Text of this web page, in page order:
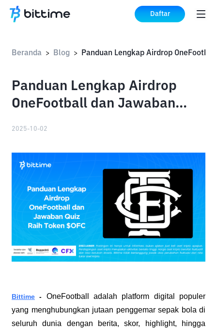
Daftar
Beranda > Blog >
Panduan Lengkap Airdrop
OneFootball dan Jawaban
2025-10-02
Bittime - OneFootball adalah platform digital populer
yang menghubungkan jutaan penggemar sepak bola di
seluruh dunia dengan berita, skor, highlight, hingga